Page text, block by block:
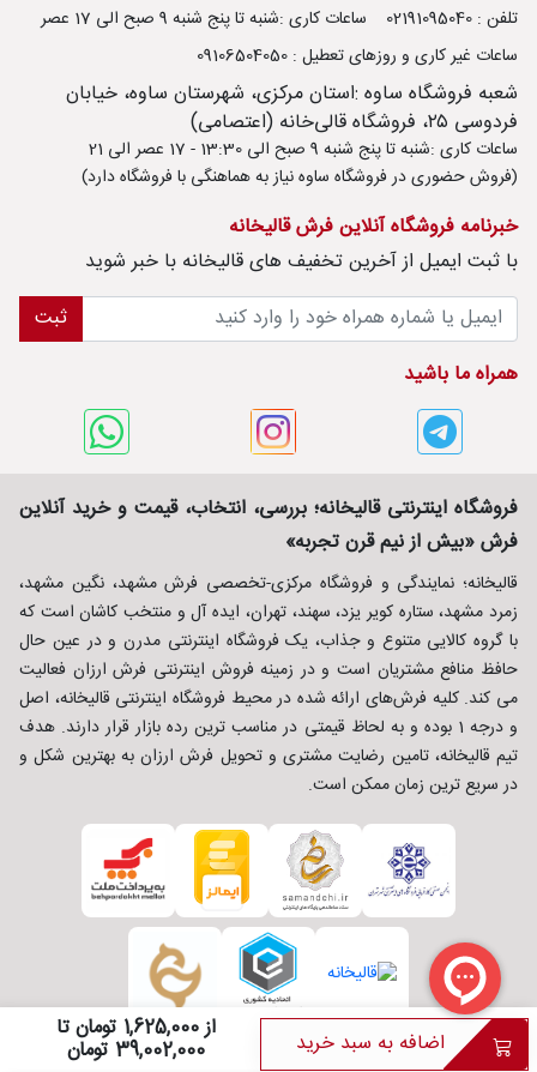
اضافه به سبد خرید از 1,625,000 تومان تا
39,002,000 تومان
تلفن : 02191095040
ساعات کاری :شنبه تا پنج شنبه 9 صبح الی 17 عصر
ساعات غیر کاری و روزهای تعطیل : 09106504050
شعبه فروشگاه ساوه :استان مرکزی، شهرستان ساوه، خیابان
فردوسی ۲۵، فروشگاه قالی‌خانه (اعتصامی)
ساعات کاری :شنبه تا پنج شنبه 9 صبح الی 13:30 - 17 عصر الی 21
(فروش حضوری در فروشگاه ساوه نیاز به هماهنگی با فروشگاه دارد)
خبرنامه فروشگاه آنلاین فرش قالیخانه
با ثبت ايميل از آخرین تخفیف های قالیخانه با خبر شوید
ثبت
همراه ما باشید
فروشگاه اینترنتی قالیخانه؛ بررسی، انتخاب، قیمت و خرید آنلاین
فرش «بیش از نیم قرن تجربه»
قالیخانه؛ نمایندگی و فروشگاه مرکزی-تخصصی فرش مشهد، نگین مشهد،
زمرد مشهد، ستاره کویر یزد، سهند، تهران، ایده آل و منتخب کاشان است که
با گروه کالایی متنوع و جذاب، یک فروشگاه اینترنتی مدرن و در عین حال
حافظ منافع مشتریان است و در زمینه فروش اینترنتی فرش ارزان فعالیت
می کند. کلیه فرش‌های ارائه شده در محیط فروشگاه اینترنتی قالیخانه، اصل
و درجه 1 بوده و به لحاظ قیمتی در مناسب ترین رده بازار قرار دارند. هدف
تیم قالیخانه، تامین رضایت مشتری و تحویل فرش ارزان به بهترین شکل و
در سریع ترین زمان ممکن است.
طراحی و توسعه : شرکت ره وب